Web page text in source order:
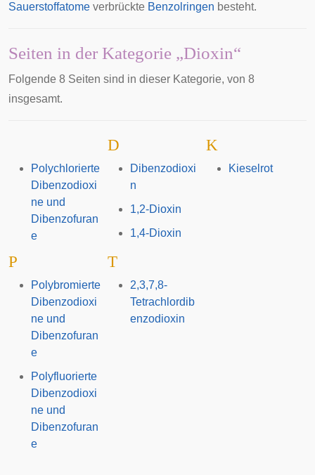
Sauerstoffatome verbrückte Benzolringen besteht.
Seiten in der Kategorie „Dioxin“
Folgende 8 Seiten sind in dieser Kategorie, von 8
insgesamt.
Polychlorierte
Dibenzodioxi
ne und
Dibenzofuran
e
D
Dibenzodioxi
n
1,2-Dioxin
1,4-Dioxin
K
Kieselrot
P
Polybromierte
Dibenzodioxi
ne und
Dibenzofuran
e
Polyfluorierte
Dibenzodioxi
ne und
Dibenzofuran
e
T
2,3,7,8-
Tetrachlordib
enzodioxin